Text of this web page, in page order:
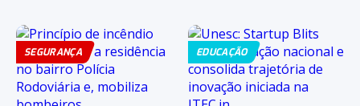
SEGURANÇA EDUCAÇÃO